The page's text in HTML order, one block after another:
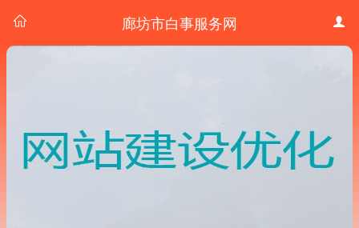
廊坊市白事服务网